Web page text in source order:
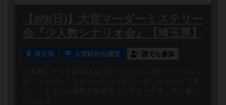
【8/9(日)】大宮マーダーミステリー
会『少人数シナリオ会』【埼玉県】
埼玉県 大宮駅前会議室 誰でも参加
少人数シナリオ(PL6人以下)のリクエスト制フリープレイ
会！マーダーミステリーとは一生に一度しかプレイでき
ない、ネタバレ厳禁の参加型ミステリーです。初心者の
方には当...